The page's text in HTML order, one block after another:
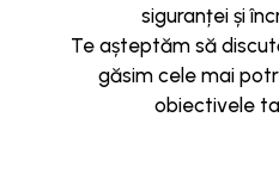
siguranței și
Te așteptăm să
găsim cele mai
obiectivele